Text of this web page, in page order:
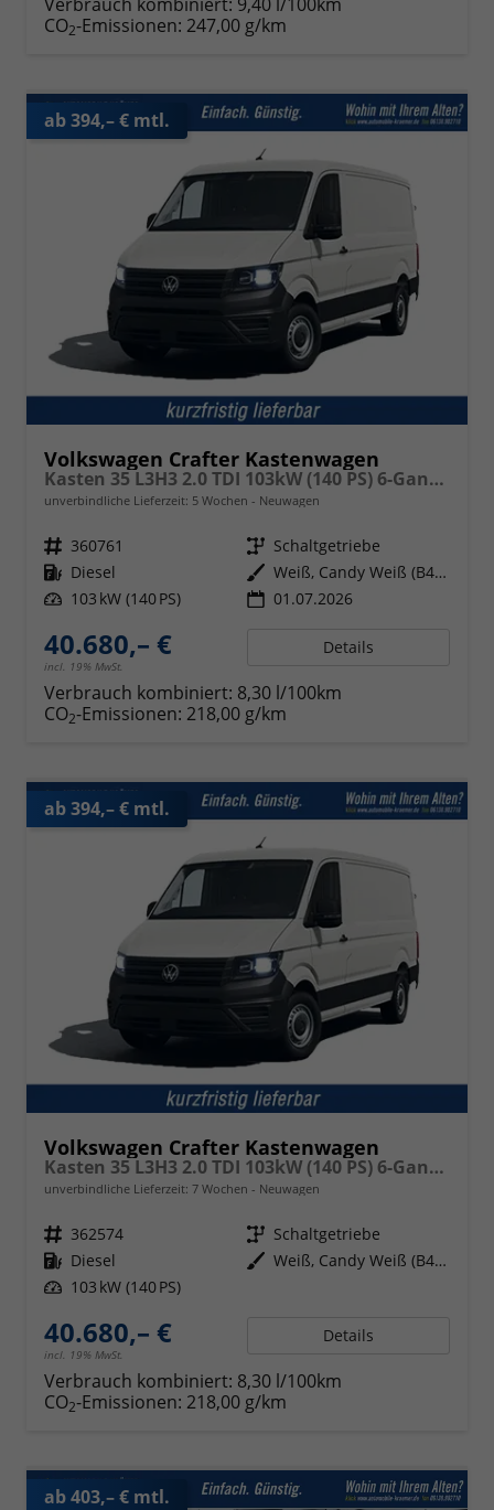
CO2-Emissionen: 247,00 g/km
ab 394,– € mtl.
Volkswagen Crafter Kastenwagen
Kasten 35 L3H3 2.0 TDI 103kW (140 PS) 6-Gang-Schaltgetriebe
unverbindliche Lieferzeit: 5 Wochen Neuwagen
Fahrzeugnr. 360761 Getriebe Schaltgetriebe
Kraftstoff Diesel Außenfarbe
Weiß, Candy Weiß (B4B4)
Leistung 103 kW (140 PS) 01.07.2026
40.680,– €
incl. 19% MwSt.
Details
Verbrauch kombiniert: 8,30 l/100km
CO2-Emissionen: 218,00 g/km
ab 394,– € mtl.
Volkswagen Crafter Kastenwagen
Kasten 35 L3H3 2.0 TDI 103kW (140 PS) 6-Gang-Schaltgetriebe
unverbindliche Lieferzeit: 7 Wochen Neuwagen
Fahrzeugnr. 362574 Getriebe Schaltgetriebe
Kraftstoff Diesel Außenfarbe
Weiß, Candy Weiß (B4B4)
Leistung 103 kW (140 PS)
40.680,– €
incl. 19% MwSt.
Details
Verbrauch kombiniert: 8,30 l/100km
CO2-Emissionen: 218,00 g/km
ab 403,– € mtl.